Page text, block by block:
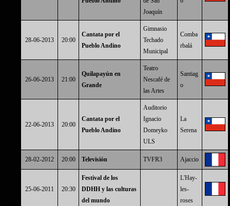
Joaquín
28-06-2013 20:00
Cantata por el
Pueblo Andino
Gimnasio
Techado
Municipal
Comba
rbalá
26-06-2013 21:00
Quilapayún en
Grande
Teatro
Nescafé de
las Artes
Santiag
o
22-06-2013 20:00
Cantata por el
Pueblo Andino
Auditorio
Ignacio
Domeyko
ULS
La
Serena
28-02-2012 20:00 Televisión TVFR3 Ajaccio
25-06-2011 20:30
Festival de los
DDHH y las culturas
del mundo
L'Hay-
les-
roses